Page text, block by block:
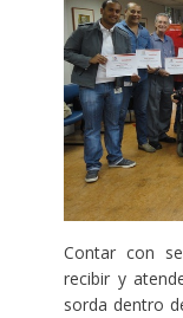
Contar con
recibir y
sorda dentro